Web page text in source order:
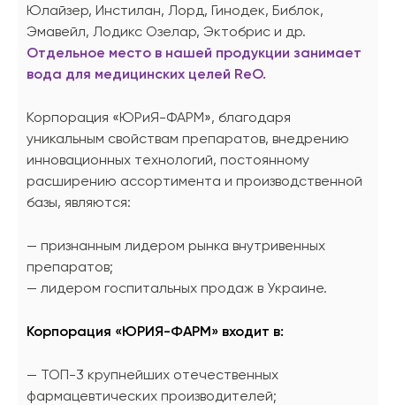
Юлайзер, Инстилан, Лорд, Гинодек, Библок,
Эмавейл, Лодикс Озелар, Эктобрис и др.
Отдельное место в нашей продукции занимает
вода для медицинских целей ReO.
Корпорация «ЮРиЯ-ФАРМ», благодаря
уникальным свойствам препаратов, внедрению
инновационных технологий, постоянному
расширению ассортимента и производственной
базы, являются:
— признанным лидером рынка внутривенных
препаратов;
— лидером госпитальных продаж в Украине.
Корпорация «ЮРИЯ-ФАРМ» входит в:
— TOП-3 крупнейших отечественных
фармацевтических производителей;